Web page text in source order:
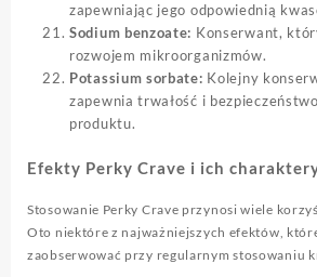
zapewniając jego odpowiednią
Sodium benzoate: Konserwant,
rozwojem mikroorganizmów.
Potassium sorbate: Kolejny
zapewnia trwałość i
produktu.
Efekty Perky Crave i ich
Stosowanie Perky Crave przynosi wiele
Oto niektóre z najważniejszych efektów,
zaobserwować przy regularnym stosowaniu